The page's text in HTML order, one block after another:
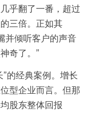
乎翻了一番，超过
三倍。正如其
并倾听客户的声音
奇了。”
的经典案例。增长
型企业而言。但那
股东整体回报